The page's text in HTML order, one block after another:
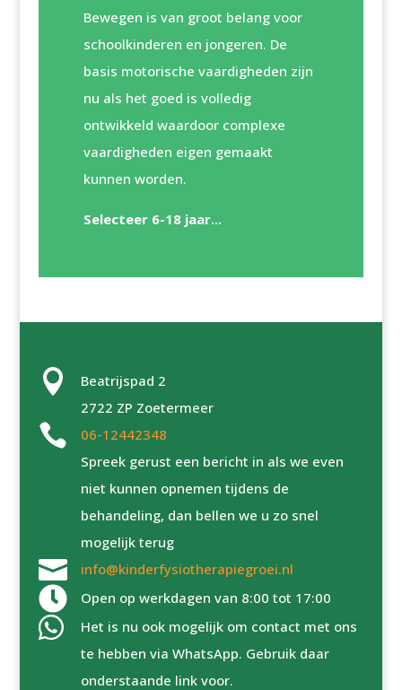
Bewegen is van groot belang voor
schoolkinderen en jongeren. De
basis motorische vaardigheden zijn
nu als het goed is volledig
ontwikkeld waardoor complexe
vaardigheden eigen gemaakt
kunnen worden.
Selecteer 6-18 jaar...

Beatrijspad 2
2722 ZP Zoetermeer

06-12442348
Spreek gerust een bericht in als we even
niet kunnen opnemen tijdens de
behandeling, dan bellen we u zo snel
mogelijk terug
 info@kinderfysiotherapiegroei.nl
 Open op werkdagen van 8:00 tot 17:00

Het is nu ook mogelijk om contact met ons
te hebben via WhatsApp. Gebruik daar
onderstaande link voor.